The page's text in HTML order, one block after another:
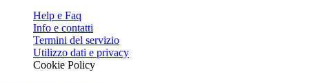
Help e Faq
Info e contatti
Termini del servizio
Utilizzo dati e privacy
Cookie Policy